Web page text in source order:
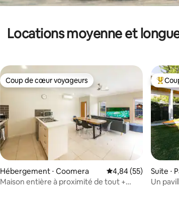
Locations moyenne et
Coup de cœur voyageurs
Coup de cœur voyageurs
Hébergement ⋅ Coomera Évaluation moyenne
4,84 (55)
Maison entière à proximité de tout +
Suite ⋅
Un